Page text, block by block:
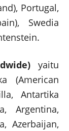
Portugal,
Swedia
yaitu
(American
Antartika
Argentina,
Azerbaijan,